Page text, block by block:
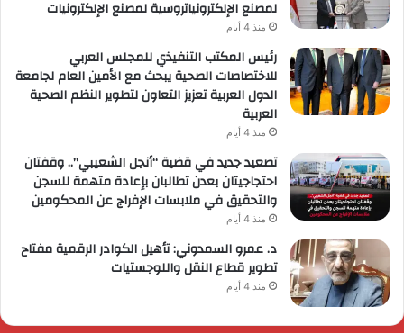
لمصنع الإلكترونياتروسية لمصنع الإلكترونيات
منذ 4 أيام
رئيس المكتب التنفيذي للمجلس العربي
للاختصاصات الصحية يبحث مع الأمين العام لجامعة
الدول العربية تعزيز التعاون لتطوير النظم الصحية
العربية
منذ 4 أيام
تصعيد جديد في قضية “أنجل الشعيبي”.. وقفتان
احتجاجيتان بعدن تطالبان بإعادة متهمة للسجن
والتحقيق في ملابسات الإفراج عن المحكومين
منذ 4 أيام
د. عمرو السمدوني: تأهيل الكوادر الرقمية مفتاح
تطوير قطاع النقل واللوجستيات
منذ 4 أيام